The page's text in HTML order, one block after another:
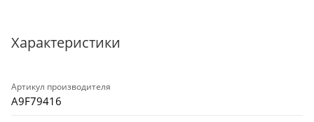
Характеристики
Артикул производителя
A9F79416